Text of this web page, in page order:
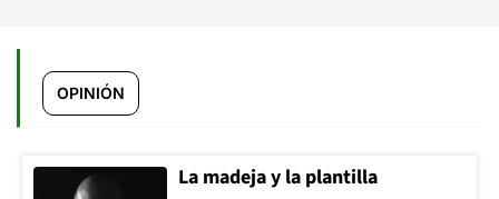
OPINIÓN
La madeja y la plantilla